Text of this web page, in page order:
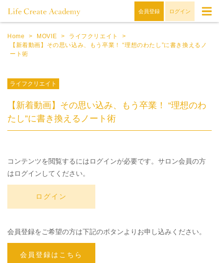
会員登録 ログイン
Home > MOVIE > ライフクリエイト
>
【新着動画】その思い込み、もう卒業！ “理想のわたし”に書き換えるノ
ート術
ライフクリエイト
【新着動画】その思い込み、もう卒業！ “理想のわ
たし”に書き換えるノート術
コンテンツを閲覧するにはログインが必要です。サロン会員の方
はログインしてください。
ログイン
会員登録をご希望の方は下記のボタンよりお申し込みください。
会員登録はこちら